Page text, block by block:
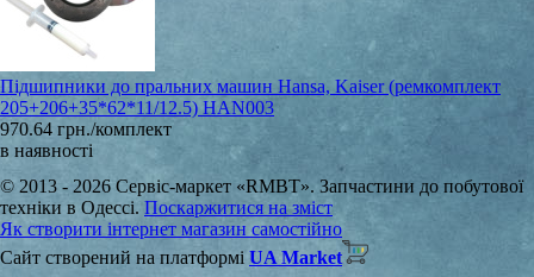
Підшипники до пральних машин Hansa, Kaiser (ремкомплект
205+206+35*62*11/12.5) HAN003
970.64 грн./комплект
в наявності
© 2013 - 2026 Сервіс-маркет «RMBT». Запчастини до побутової
техніки в Одессі. Поскаржитися на зміст
Як створити інтернет магазин самостійно
Сайт створений на платформіUA Market